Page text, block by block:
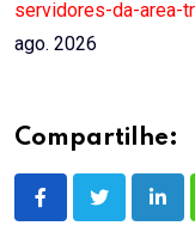
servidores-da-area-
ago. 2026
Compartilhe: